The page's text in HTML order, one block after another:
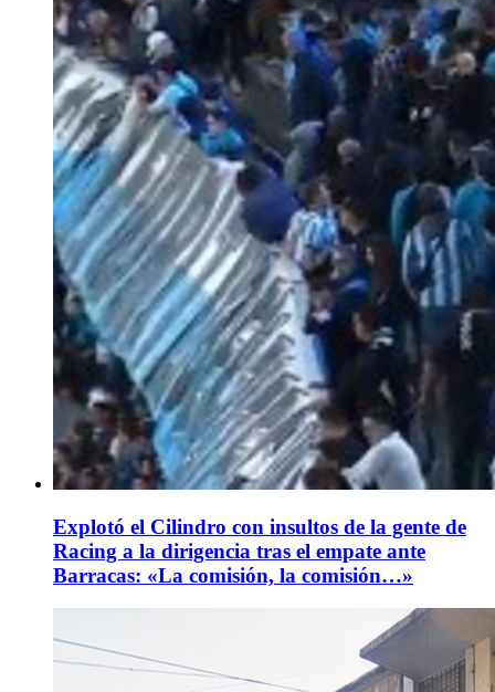
Explotó el Cilindro con insultos de la gente de
Racing a la dirigencia tras el empate ante
Barracas: «La comisión, la comisión…»